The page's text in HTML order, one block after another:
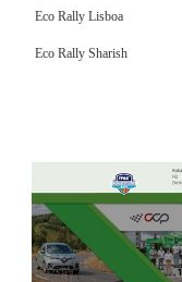
Eco Rally Lisboa
Eco Rally Sharish